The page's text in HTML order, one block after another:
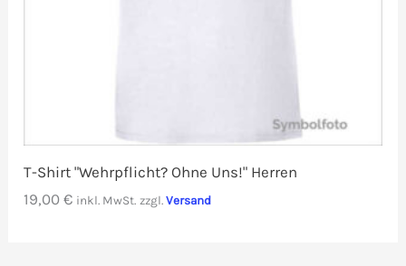
T-Shirt "Wehrpflicht? Ohne Uns!" Herren
19,00€ inkl. MwSt. zzgl.Versand